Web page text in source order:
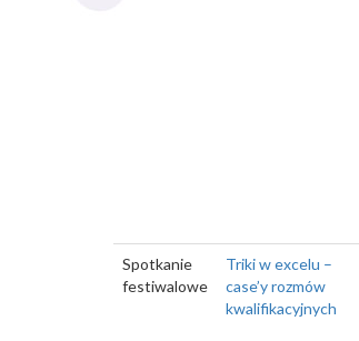
Spotkanie
festiwalowe
Triki w excelu –
case’y rozmów
kwalifikacyjnych